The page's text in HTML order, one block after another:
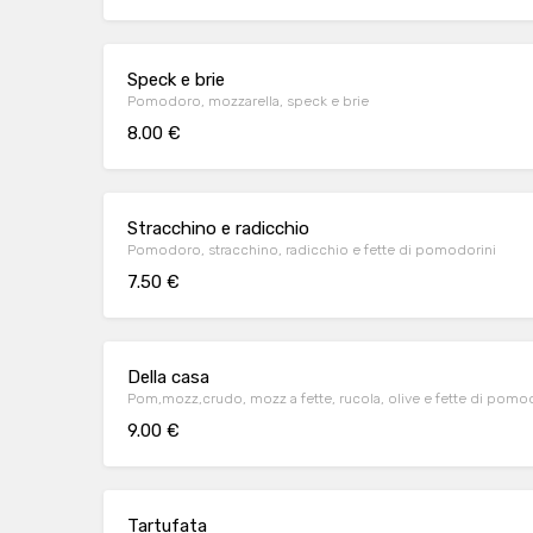
Speck e brie
Pomodoro, mozzarella, speck e brie
8.00 €
Stracchino e radicchio
Pomodoro, stracchino, radicchio e fette di pomodorini
7.50 €
Della casa
Pom,mozz,crudo, mozz a fette, rucola, olive e fette di
9.00 €
Tartufata